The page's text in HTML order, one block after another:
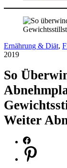
Ernährung & Diät,
2019
So
Weiter